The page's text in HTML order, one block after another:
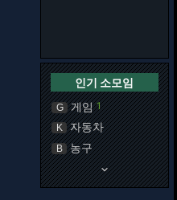
인기 소모임
G 게임 1
K 자동차
B 농구
keyboard_arrow_down